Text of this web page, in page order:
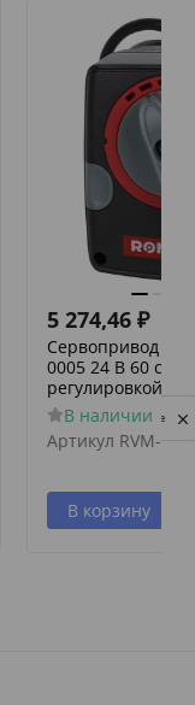
5 274,46 ₽
Сервопривод
0005 24 В 60
регулировкой по
В наличии
Артикул RVM-
В корзину
Privacy notice